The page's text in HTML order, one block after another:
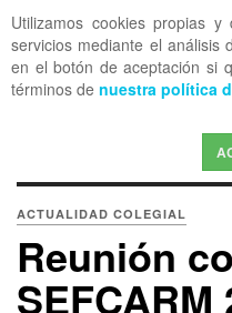
Utilizamos cookies propias
servicios mediante el análisis
en el botón de aceptación si
términos de nuestra política
OFF CANVAS
ACTUALIDAD COLEGIAL
Reunión
SEFCARM